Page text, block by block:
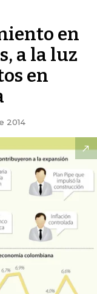
en
a la luz
en
2014